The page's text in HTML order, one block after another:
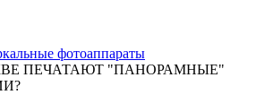
фотоаппараты
ПЕЧАТАЮТ "ПАНОРАМНЫЕ"